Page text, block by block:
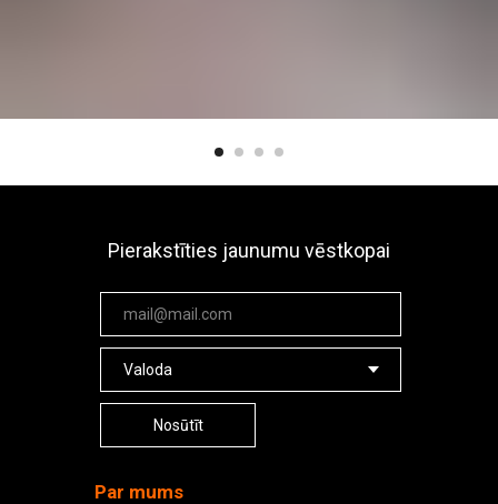
Nosūtīt
Pierakstīties jaunumu vēstkopai
Par mums